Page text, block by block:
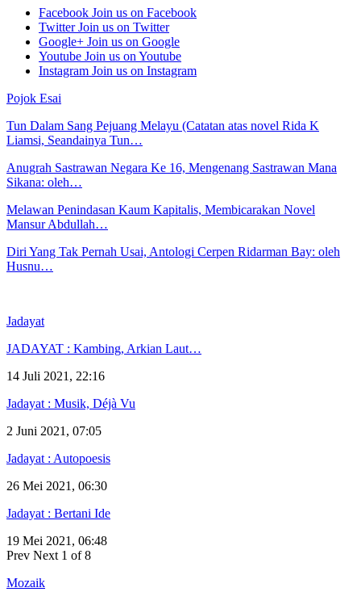
Facebook Join us on Facebook
Twitter Join us on Twitter
Google+ Join us on Google
Youtube Join us on Youtube
Instagram Join us on Instagram
Pojok Esai
Tun Dalam Sang Pejuang Melayu (Catatan atas novel Rida K
Liamsi, Seandainya Tun…
Anugrah Sastrawan Negara Ke 16, Mengenang Sastrawan Mana
Sikana: oleh…
Melawan Penindasan Kaum Kapitalis, Membicarakan Novel
Mansur Abdullah…
Diri Yang Tak Pernah Usai, Antologi Cerpen Ridarman Bay: oleh
Husnu…
Jadayat
JADAYAT : Kambing, Arkian Laut…
14 Juli 2021, 22:16
Jadayat : Musik, Déjà Vu
2 Juni 2021, 07:05
Jadayat : Autopoesis
26 Mei 2021, 06:30
Jadayat : Bertani Ide
19 Mei 2021, 06:48
Prev Next 1 of 8
Mozaik